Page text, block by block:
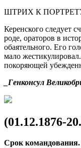
ШТРИХ К
Керенского следует
роде, ораторов в
обаятельного. Его
мало
покоряющей
_Генконсул
(01.12.1876-
Срок командования.